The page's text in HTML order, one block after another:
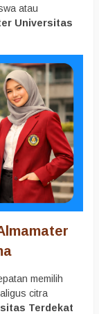
atau
Universitas
memilih
citra
Terdekat